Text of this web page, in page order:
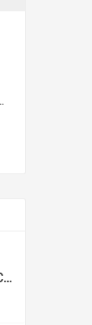
Clé USB 64GB Compatible Lightning/Type-C/Micro USB